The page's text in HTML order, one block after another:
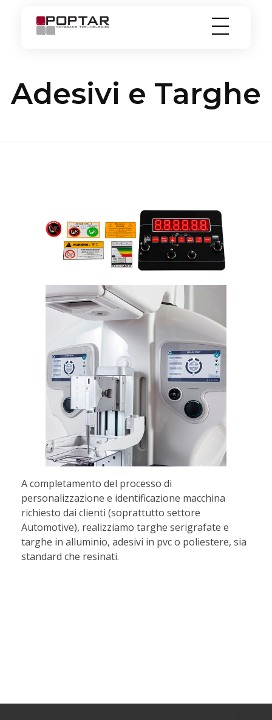
Adesivi e Targhe
A completamento del processo di
personalizzazione e identificazione macchina
richiesto dai clienti (soprattutto settore
Automotive), realizziamo targhe serigrafate e
targhe in alluminio, adesivi in pvc o poliestere, sia
standard che resinati.